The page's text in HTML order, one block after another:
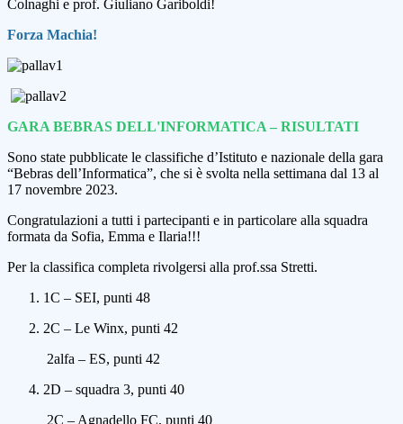
Colnaghi e prof. Giuliano Gariboldi!
Forza Machia!
GARA BEBRAS DELL'INFORMATICA – RISULTATI
Sono state pubblicate le classifiche d’Istituto e nazionale della gara
“Bebras dell’Informatica”, che si è svolta nella settimana dal 13 al
17 novembre 2023.
Congratulazioni a tutti i partecipanti e in particolare alla squadra
formata da Sofia, Emma e Ilaria!!!
Per la classifica completa rivolgersi alla prof.ssa Stretti.
1C – SEI, punti 48
2C – Le Winx, punti 42
2alfa – ES, punti 42
2D – squadra 3, punti 40
2C – Agnadello FC, punti 40